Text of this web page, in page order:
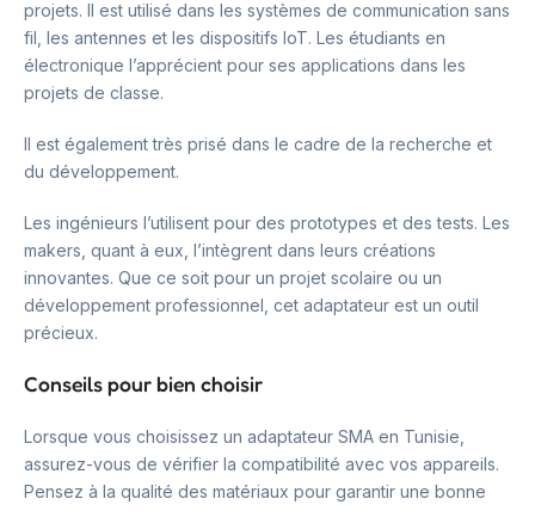
projets. Il est utilisé dans les systèmes de communication sans
fil, les antennes et les dispositifs IoT. Les étudiants en
électronique l’apprécient pour ses applications dans les
projets de classe.
Il est également très prisé dans le cadre de la recherche et
du développement.
Les ingénieurs l’utilisent pour des prototypes et des tests. Les
makers, quant à eux, l’intègrent dans leurs créations
innovantes. Que ce soit pour un projet scolaire ou un
développement professionnel, cet adaptateur est un outil
précieux.
Conseils pour bien choisir
Lorsque vous choisissez un adaptateur SMA en Tunisie,
assurez-vous de vérifier la compatibilité avec vos appareils.
Pensez à la qualité des matériaux pour garantir une bonne